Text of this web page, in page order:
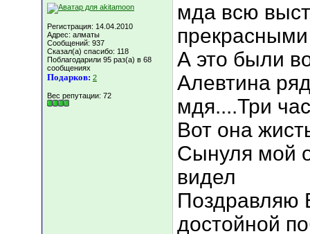
Регистрация: 14.04.2010
Адрес: алматы
Сообщений: 937
Сказал(а) спасибо: 118
Поблагодарили 95 раз(а) в 68
сообщениях
Подарков: 2
Вес репутации: 72
мда всю
А это были
Алевтина
мдя....Три
Вот она
Сынуля мой
видел
Поздравляю
достойной